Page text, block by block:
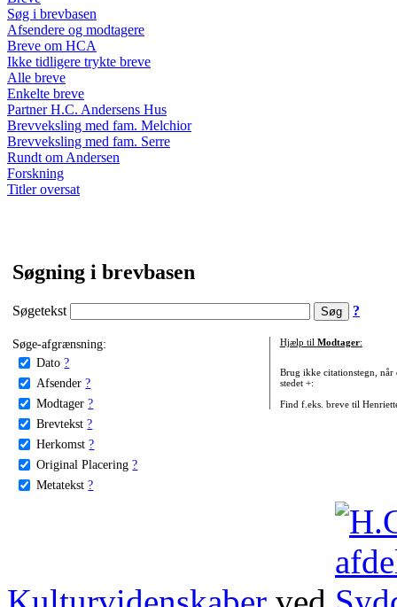
Søg i brevbasen
Afsendere og modtagere
Breve om HCA
Ikke tidligere trykte breve
Alle breve
Enkelte breve
Partner H.C. Andersens Hus
Brevveksling med fam. Melchior
Brevveksling med fam. Serre
Rundt om Andersen
Forskning
Titler oversat
Søgning i brevbasen
Søgetekst ?
Søge-afgrænsning:
Dato ?
Afsender ?
Modtager ?
Brevtekst ?
Herkomst ?
Original Placering ?
Metatekst ?
Hjælp til Modtager:
Brug ikke citationstegn, når
stedet +:
Find f.eks. breve til